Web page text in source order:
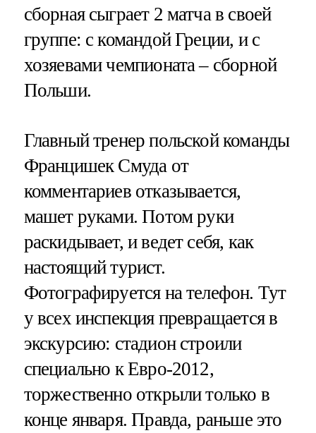
сборная сыграет 2 матча в своей
группе: с командой Греции, и с
хозяевами чемпионата – сборной
Польши.
Главный тренер польской команды
Францишек Смуда от
комментариев отказывается,
машет руками. Потом руки
раскидывает, и ведет себя, как
настоящий турист.
Фотографируется на телефон. Тут
у всех инспекция превращается в
экскурсию: стадион строили
специально к Евро-2012,
торжественно открыли только в
конце января. Правда, раньше это